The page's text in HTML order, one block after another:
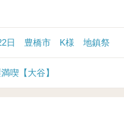
日 豊橋市 K様 地鎮祭
喫【大谷】